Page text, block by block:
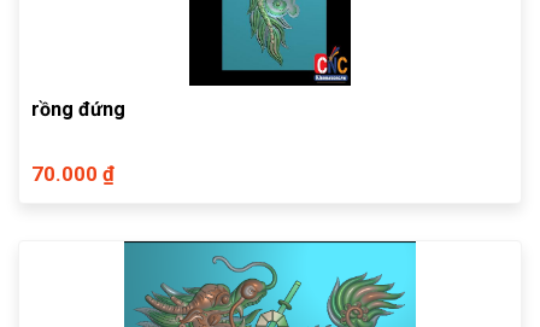
rồng đứng
70.000 ₫